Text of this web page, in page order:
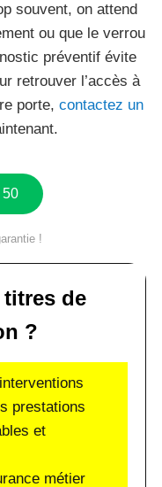
souvent, on attend
ou que le verrou
préventif évite
retrouver l’accès à
porte, contactez un
50
!
de
?
prestations
et
métier